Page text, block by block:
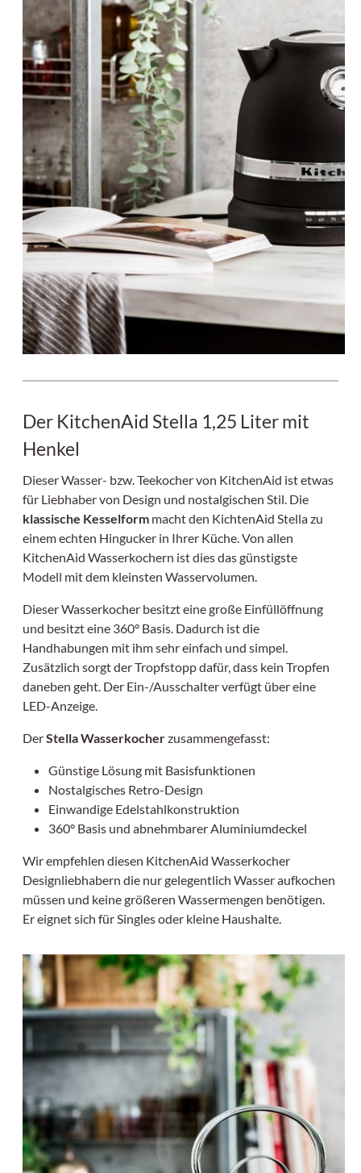
Der KitchenAid Stella 1,25 Liter mit
Henkel
Dieser Wasser- bzw. Teekocher von KitchenAid ist etwas
für Liebhaber von Design und nostalgischen Stil. Die
klassische Kesselform macht den KichtenAid Stella zu
einem echten Hingucker in Ihrer Küche. Von allen
KitchenAid Wasserkochern ist dies das günstigste
Modell mit dem kleinsten Wasservolumen.
Dieser Wasserkocher besitzt eine große Einfüllöffnung
und besitzt eine 360° Basis. Dadurch ist die
Handhabungen mit ihm sehr einfach und simpel.
Zusätzlich sorgt der Tropfstopp dafür, dass kein Tropfen
daneben geht. Der Ein-/Ausschalter verfügt über eine
LED-Anzeige.
DerStella Wasserkocherzusammengefasst:
Günstige Lösung mit Basisfunktionen
Nostalgisches Retro-Design
Einwandige Edelstahlkonstruktion
360° Basis und abnehmbarer Aluminiumdeckel
Wir empfehlen diesen KitchenAid Wasserkocher
Designliebhabern die nur gelegentlich Wasser aufkochen
müssen und keine größeren Wassermengen benötigen.
Er eignet sich für Singles oder kleine Haushalte.